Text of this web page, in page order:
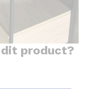
dit product?